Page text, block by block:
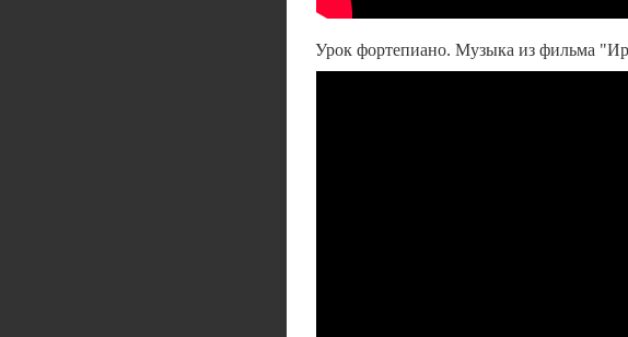
Урок фортепиано. Музыка из фильма